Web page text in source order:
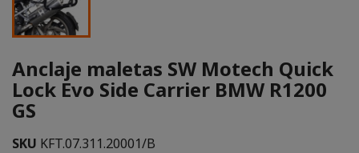
Anclaje maletas SW Motech Quick
Lock Evo Side Carrier BMW R1200
GS
SKU KFT.07.311.20001/B